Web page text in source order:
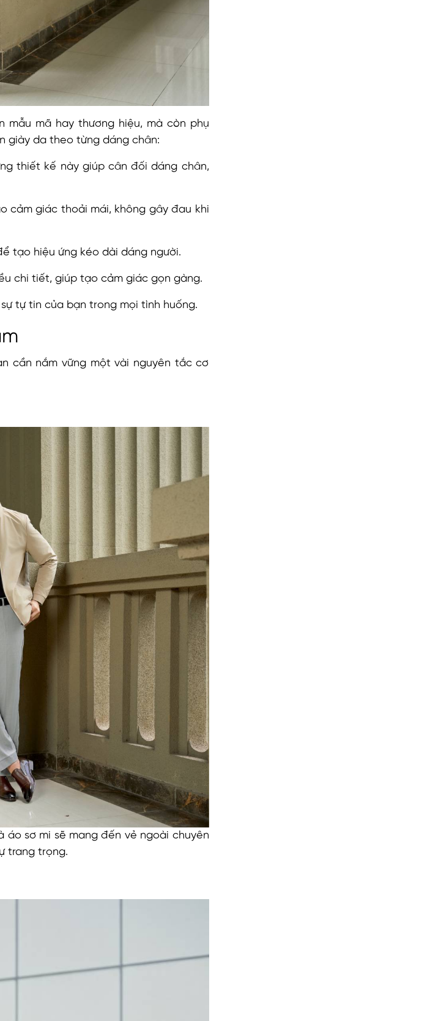
mã hay thương hiệu, mà còn phụ
giày da theo từng dáng chân:
thiết kế này giúp cân đối dáng chân,
cảm giác thoải mái, không gây đau khi
tạo hiệu ứng kéo dài dáng người.
chi tiết, giúp tạo cảm giác gọn gàng.
tự tin của bạn trong mọi tình huống.
cần nắm vững một vài nguyên tắc cơ
sơ mi sẽ mang đến vẻ ngoài chuyên
trang trọng.